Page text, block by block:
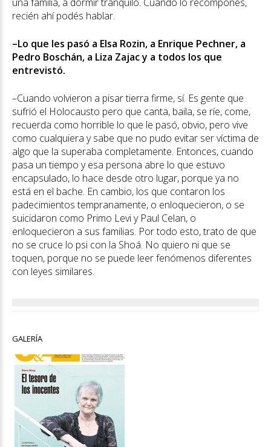
recién ahí podés hablar.
–Lo que les pasó a Elsa Rozin, a Enrique Pechner, a
Pedro Boschán, a Liza Zajac y a todos los que
entrevistó.
–Cuando volvieron a pisar tierra firme, sí. Es gente que
sufrió el Holocausto pero que canta, baila, se ríe, come,
recuerda como horrible lo que le pasó, obvio, pero vive
como cualquiera y sabe que no pudo evitar ser víctima de
algo que la superaba completamente. Entonces, cuando
pasa un tiempo y esa persona abre lo que estuvo
encapsulado, lo hace desde otro lugar, porque ya no
está en el bache. En cambio, los que contaron los
padecimientos tempranamente, o enloquecieron, o se
suicidaron como Primo Levi y Paul Celan, o
enloquecieron a sus familias. Por todo esto, trato de que
no se cruce lo psi con la Shoá. No quiero ni que se
toquen, porque no se puede leer fenómenos diferentes
con leyes similares.
GALERÍA